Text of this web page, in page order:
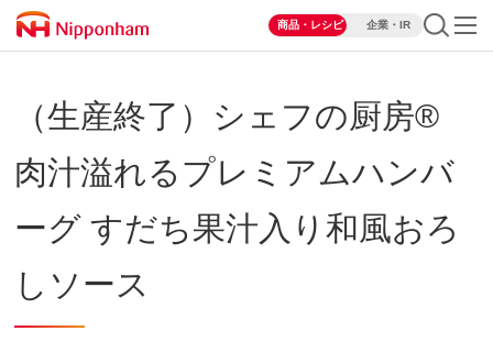
商品・レシピ 企業・IR
（生産終了）シェフの厨房®
肉汁溢れるプレミアムハンバ
ーグ すだち果汁入り和風おろ
しソース